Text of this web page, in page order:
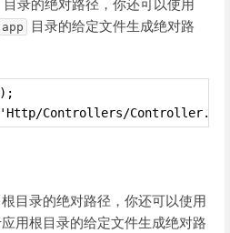
目录的绝对路径，你还可以使用
app
目录的给定文件生成绝对路
Controllers/
目录的绝对路径，你还可以使用
用根目录的给定文件生成绝对路